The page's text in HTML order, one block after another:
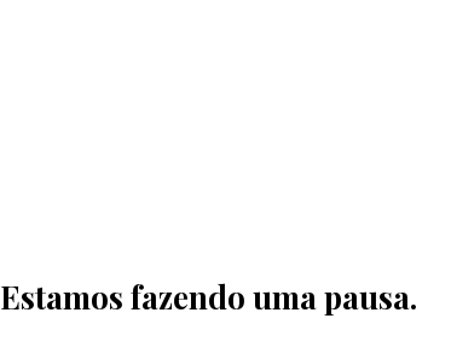
Estamos fazendo uma pausa.